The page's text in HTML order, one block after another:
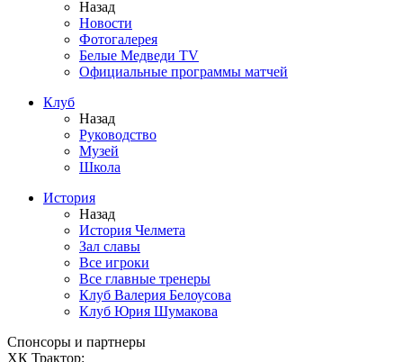
Назад
Новости
Фотогалерея
Белые Медведи TV
Официальные программы матчей
Клуб
Назад
Руководство
Музей
Школа
История
Назад
История Челмета
Зал славы
Все игроки
Все главные тренеры
Клуб Валерия Белоусова
Клуб Юрия Шумакова
Спонсоры и партнеры
ХК Трактор: